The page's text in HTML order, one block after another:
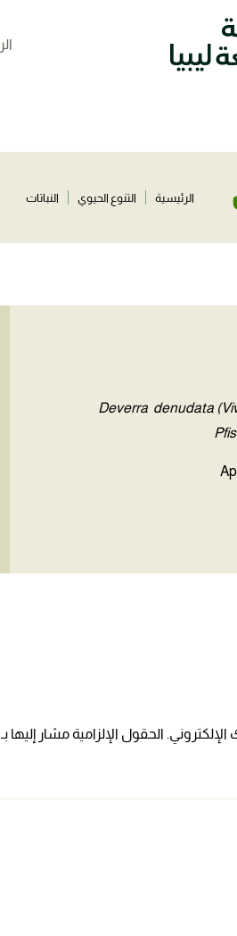
الرئيسية التنوع الحيوي النباتات
Deverra denudata
الحقول الإلزامية مشار إليها بـ